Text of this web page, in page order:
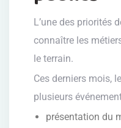
L’une des priorités
connaître les
le terrain.
Ces derniers mois,
plusieurs
présentation du